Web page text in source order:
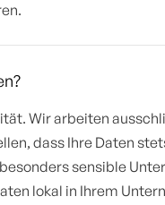
Wir arbeiten
dass Ihre Daten
sensible
lokal in Ihrem